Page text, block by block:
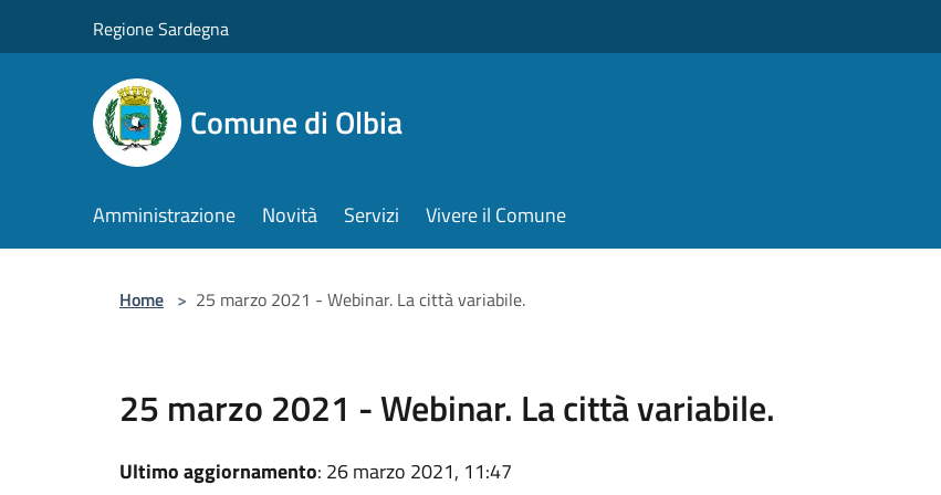
Regione Sardegna
Comune di Olbia
Amministrazione Novità Servizi Vivere il Comune
Home > 25 marzo 2021 - Webinar. La città variabile.
25 marzo 2021 - Webinar. La città variabile.
Ultimo aggiornamento: 26 marzo 2021, 11:47